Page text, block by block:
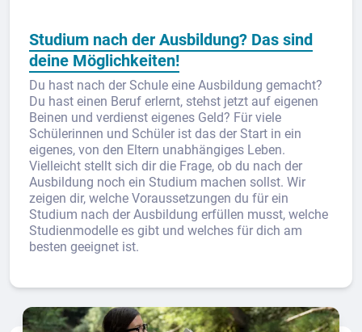
Studium nach der Ausbildung? Das sind
deine Möglichkeiten!
Du hast nach der Schule eine Ausbildung gemacht?
Du hast einen Beruf erlernt, stehst jetzt auf eigenen
Beinen und verdienst eigenes Geld? Für viele
Schülerinnen und Schüler ist das der Start in ein
eigenes, von den Eltern unabhängiges Leben.
Vielleicht stellt sich dir die Frage, ob du nach der
Ausbildung noch ein Studium machen sollst. Wir
zeigen dir, welche Voraussetzungen du für ein
Studium nach der Ausbildung erfüllen musst, welche
Studienmodelle es gibt und welches für dich am
besten geeignet ist.